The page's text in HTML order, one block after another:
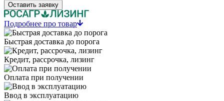
Оставить заявку
Подробнее про товар
Быстрая доставка до порога
Кредит, рассрочка, лизинг
Оплата при получении
Ввод в эксплуатацию